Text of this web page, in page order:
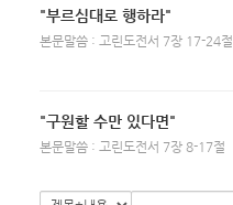
"부르심대로 행하라"
본문말씀 : 고린도전서 7장 17-24절
"구원할 수만 있다면"
본문말씀 : 고린도전서 7장 8-17절